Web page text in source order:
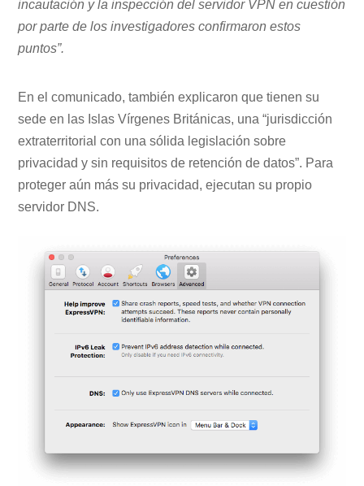
incautación y la inspección del servidor VPN en cuestión
por parte de los investigadores confirmaron estos
puntos”.
En el comunicado, también explicaron que tienen su
sede en las Islas Vírgenes Británicas, una “jurisdicción
extraterritorial con una sólida legislación sobre
privacidad y sin requisitos de retención de datos”. Para
proteger aún más su privacidad, ejecutan su propio
servidor DNS.